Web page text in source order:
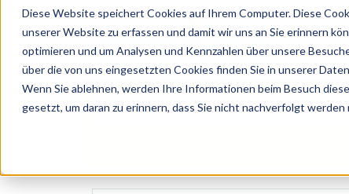
Diese Website speichert Cookies auf Ihrem Computer. Diese
unserer Website zu erfassen und damit wir uns an Sie erinnern
optimieren und um Analysen und Kennzahlen über unsere
über die von uns eingesetzten Cookies finden Sie in unserer
Wenn Sie ablehnen, werden Ihre Informationen beim Besuch
gesetzt, um daran zu erinnern, dass Sie nicht nachverfolgt werden
Künstler, Zelte, Bands, Catering, ...